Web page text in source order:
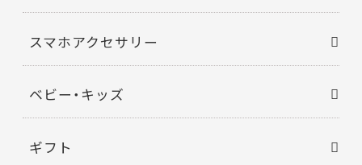
スマホアクセサリー
ベビー・キッズ
ギフト